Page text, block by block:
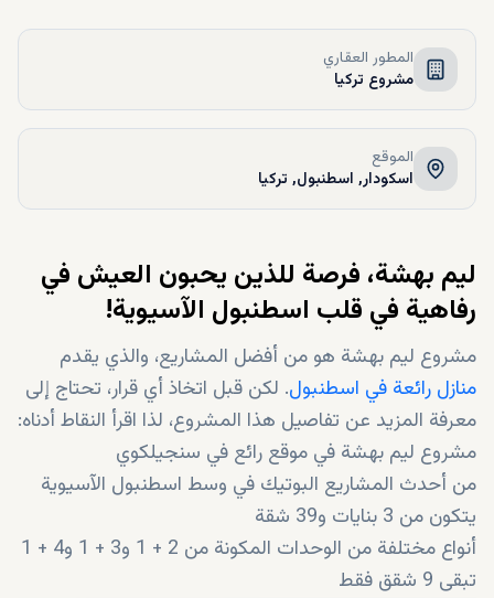
المطور العقاري
مشروع تركيا
الموقع
اسکودار, اسطنبول, تركيا
ليم بهشة، فرصة للذين يحبون العيش في
رفاهية في قلب اسطنبول الآسيوية!
مشروع ليم بهشة هو من أفضل المشاريع، والذي يقدم
منازل رائعة في اسطنبول. لكن قبل اتخاذ أي قرار، تحتاج إلى
معرفة المزيد عن تفاصيل هذا المشروع، لذا اقرأ النقاط أدناه:
مشروع ليم بهشة في موقع رائع في سنجيلكوي
من أحدث المشاريع البوتيك في وسط اسطنبول الآسيوية
يتكون من 3 بنايات و39 شقة
أنواع مختلفة من الوحدات المكونة من 2 + 1 و3 + 1 و4 + 1
تبقى 9 شقق فقط